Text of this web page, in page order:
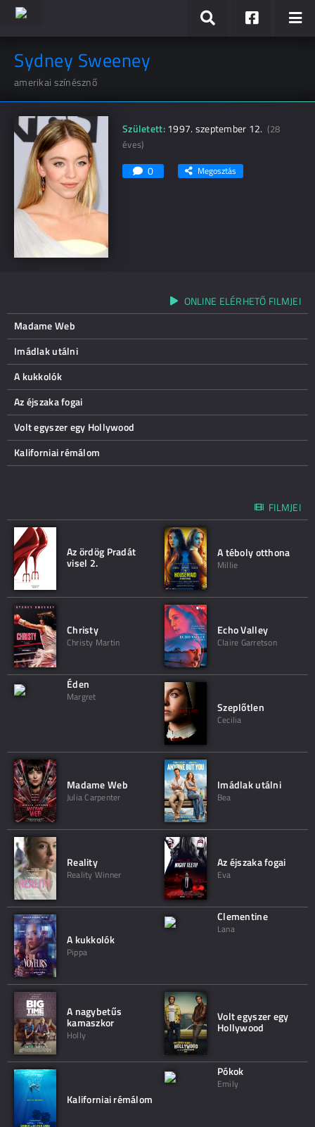
Sydney Sweeney
amerikai színésznő
Született:1997. szeptember 12.(28
éves)
0 Megosztás
ONLINE ELÉRHETŐ FILMJEI
Madame Web
Imádlak utálni
A kukkolók
Az éjszaka fogai
Volt egyszer egy Hollywood
Kaliforniai rémálom
FILMJEI
Az ördög Pradát
visel 2.
A téboly otthona
Millie
Christy
Christy Martin
Echo Valley
Claire Garretson
Éden
Margret
Szeplőtlen
Cecilia
Madame Web
Julia Carpenter
Imádlak utálni
Bea
Reality
Reality Winner
Az éjszaka fogai
Eva
A kukkolók
Pippa
Clementine
Lana
A nagybetűs
kamaszkor
Holly
Volt egyszer egy
Hollywood
Kaliforniai rémálom
Pókok
Emily